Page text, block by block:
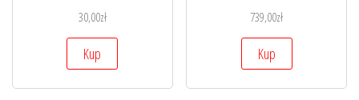
30,00zł
Kup
739,00zł
Kup